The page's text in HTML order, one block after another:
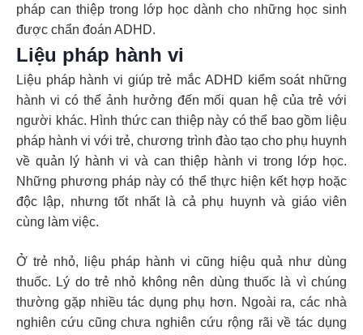
pháp can thiệp trong lớp học dành cho những học sinh
được chẩn đoán ADHD.
Liệu pháp hành vi
Liệu pháp hành vi giúp trẻ mắc ADHD kiểm soát những
hành vi có thể ảnh hưởng đến mối quan hệ của trẻ với
người khác. Hình thức can thiệp này có thể bao gồm liệu
pháp hành vi với trẻ, chương trình đào tạo cho phụ huynh
về quản lý hành vi và can thiệp hành vi trong lớp học.
Những phương pháp này có thể thực hiện kết hợp hoặc
độc lập, nhưng tốt nhất là cả phụ huynh và giáo viên
cùng làm việc.
Ở trẻ nhỏ, liệu pháp hành vi cũng hiệu quả như dùng
thuốc. Lý do trẻ nhỏ không nên dùng thuốc là vì chúng
thường gặp nhiều tác dụng phụ hơn. Ngoài ra, các nhà
nghiên cứu cũng chưa nghiên cứu rộng rãi về tác dụng